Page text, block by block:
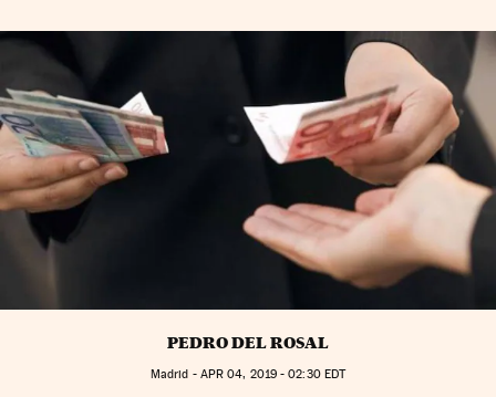
PEDRO DEL ROSAL
Madrid - APR 04, 2019 - 02:30EDT